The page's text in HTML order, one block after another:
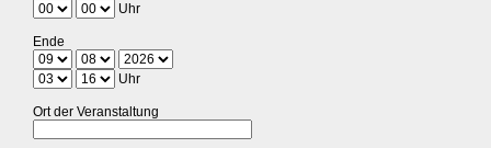
Uhr
Ende
Uhr
Ort der Veranstaltung